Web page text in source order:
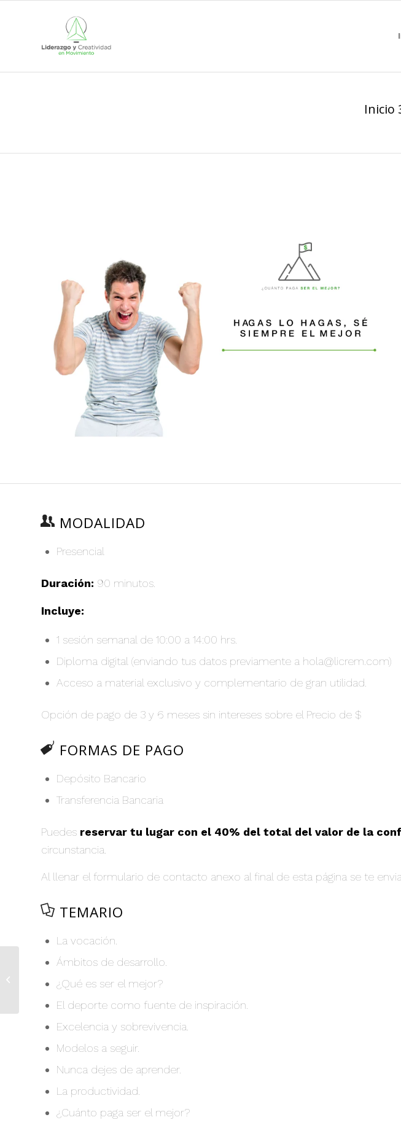
Inicio
MODALIDAD
Presencial
Duración: 90 minutos.
Incluye:
1 sesión semanal de 10:00 a 14:00 hrs.
Diploma digital (enviando tus datos previamente a hola@licrem.com)
Acceso a material exclusivo y complementario de gran utilidad.
Opción de pago de 3 y 6 meses sin intereses sobre el Precio de $
FORMAS DE PAGO
Depósito Bancario
Transferencia Bancaria
Puedes reservar tu lugar con el 40% del total del valor de la
circunstancia.
Al llenar el formulario de contacto anexo al final de esta página se te
TEMARIO
La vocación.
Ámbitos de desarrollo.
¿Qué es ser el mejor?
El deporte como fuente de inspiración.
Excelencia y sobrevivencia.
Modelos a seguir.
Nunca dejes de aprender.
La productividad.
¿Cuánto paga ser el mejor?
Conferencia la imagen en la palabra